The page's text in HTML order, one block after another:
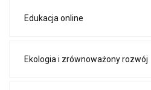
Edukacja online
Ekologia i zrównoważony rozwój